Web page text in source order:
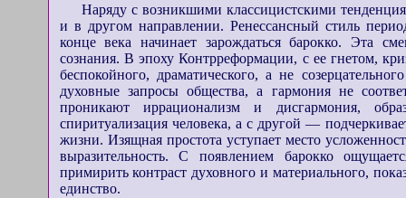
Наряду с возникшими классицистскими
и в другом направлении. Ренессансный стиль
конце века начинает зарождаться барокко. Эта
сознания. В эпоху Контрреформации, с ее гнетом,
беспокойного, драматического, а не
духовные запросы общества, а гармония не
проникают иррационализм и дисгармония,
спиритуализация человека, а с другой —
жизни. Изящная простота уступает место
выразительность. С появлением барокко
примирить контраст духовного и материального,
единство.